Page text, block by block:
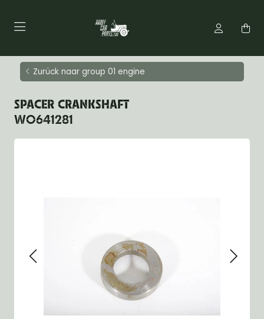
Zurück naar group 01 engine
SPACER CRANKSHAFT
WO641281